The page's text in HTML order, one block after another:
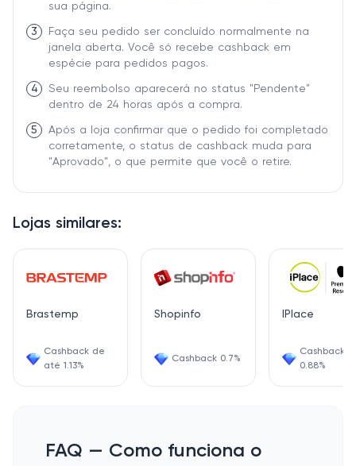
Lojas similares:
Brastemp
Cashback de
até 1.13%
Shopinfo
Cashback 0.7%
IPlace
Cashback
0.88%
sua página.
3
Faça seu pedido ser concluído normalmente na
janela aberta. Você só recebe cashback em
espécie para pedidos pagos.
4
Seu reembolso aparecerá no status "Pendente"
dentro de 24 horas após a compra.
5
Após a loja confirmar que o pedido foi completado
corretamente, o status de cashback muda para
"Aprovado", o que permite que você o retire.
FAQ — Como funciona o